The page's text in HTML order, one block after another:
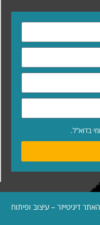
בדוא”ל.
האתר דיגיטייזר – עיצוב ופיתוח